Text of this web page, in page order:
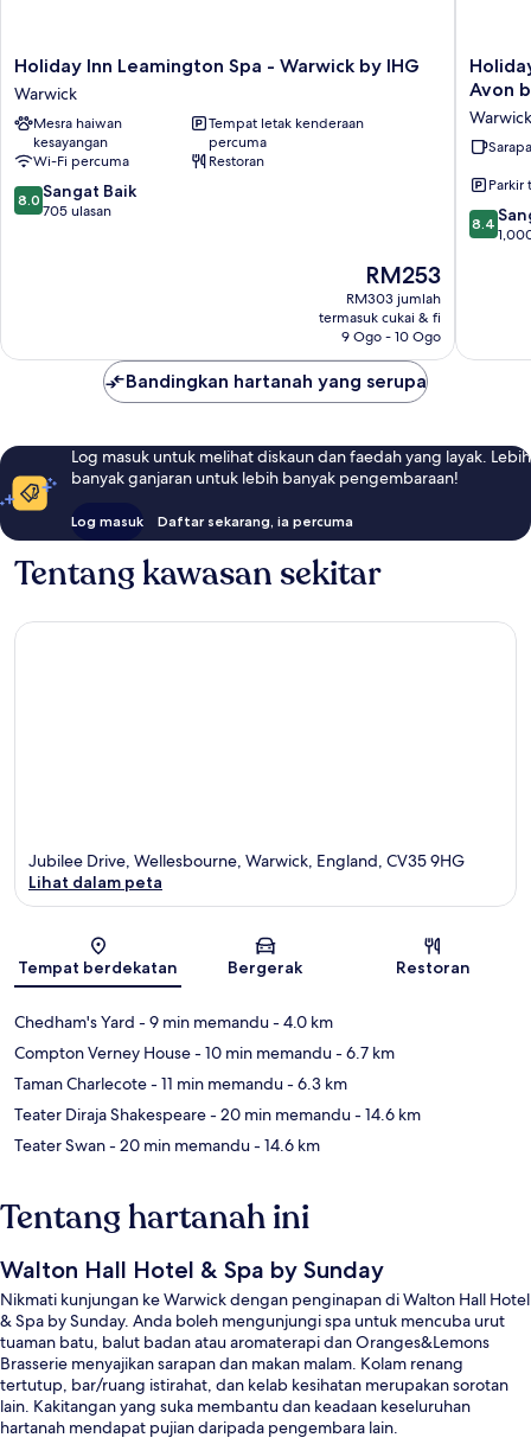
Holiday
Inn
Leamington
Spa
Warwick
by
IHG
Holiday Inn Leamington Spa - Warwick by IHG
Warwick
Mesra haiwan
kesayangan
Tempat letak kenderaan
percuma
Wi-Fi percuma
Restoran
8.0
daripada
8.0 Sangat Baik
705 ulasan
Harga
ialah
RM253
RM253
RM303 jumlah
termasuk cukai & fi
9 Ogo - 10 Ogo
Holiday
Inn
Warwick
-
upon-
Avon
by
Avon
Warwick
Parkir
8.4
8.4
Bandingkan hartanah yang serupa
Log masuk untuk melihat diskaun dan faedah yang layak. Lebih
banyak ganjaran untuk lebih banyak pengembaraan!
Log masuk Daftar sekarang, ia percuma
Tentang kawasan sekitar
Peta
Jubilee Drive, Wellesbourne, Warwick, England, CV35 9HG
Lihat dalam peta
Tempat berdekatan Bergerak Restoran
Chedham's Yard - 9 min memandu- 4.0 km
Compton Verney House- 10 min memandu- 6.7 km
Taman Charlecote- 11 min memandu- 6.3 km
Teater Diraja Shakespeare- 20 min memandu- 14.6 km
Teater Swan- 20 min memandu- 14.6 km
Tentang hartanah ini
Walton Hall Hotel & Spa by Sunday
Nikmati kunjungan ke Warwick dengan penginapan di Walton Hall Hotel
& Spa by Sunday. Anda boleh mengunjungi spa untuk mencuba urut
tuaman batu, balut badan atau aromaterapi dan Oranges&Lemons
Brasserie menyajikan sarapan dan makan malam. Kolam renang
tertutup, bar/ruang istirahat, dan kelab kesihatan merupakan sorotan
lain. Kakitangan yang suka membantu dan keadaan keseluruhan
hartanah mendapat pujian daripada pengembara lain.